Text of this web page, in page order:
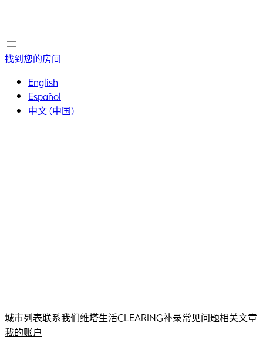
找到您的房间
English
Español
中文 (中国)
城市列表联系我们维塔生活CLEARING补录常见问题相关文章
我的账户